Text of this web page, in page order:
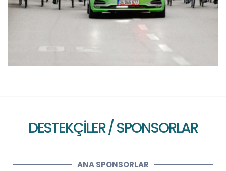
DESTEKÇİLER / SPONSORLAR
ANA SPONSORLAR